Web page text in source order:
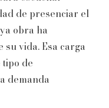
de presenciar el
obra ha
su vida. Esa carga
de
demanda